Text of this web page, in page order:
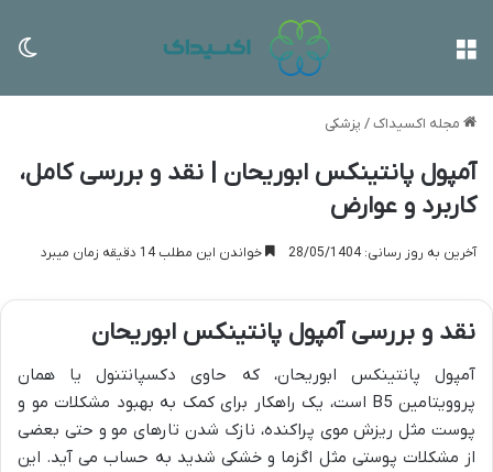
مجله اکسیداک/ پزشکی
آمپول پانتینکس ابوریحان | نقد و بررسی کامل،
کاربرد و عوارض
آخرین به روز رسانی: 28/05/1404 خواندن این مطلب 14 دقیقه زمان میبرد
نقد و بررسی آمپول پانتینکس ابوریحان
آمپول پانتینکس ابوریحان، که حاوی دکسپانتنول یا همان
پروویتامین B5 است، یک راهکار برای کمک به بهبود مشکلات مو و
پوست مثل ریزش موی پراکنده، نازک شدن تارهای مو و حتی بعضی
از مشکلات پوستی مثل اگزما و خشکی شدید به حساب می آید. این